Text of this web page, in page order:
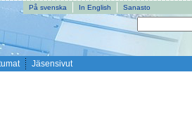
På svenska In English Sanasto
Jäsensivut